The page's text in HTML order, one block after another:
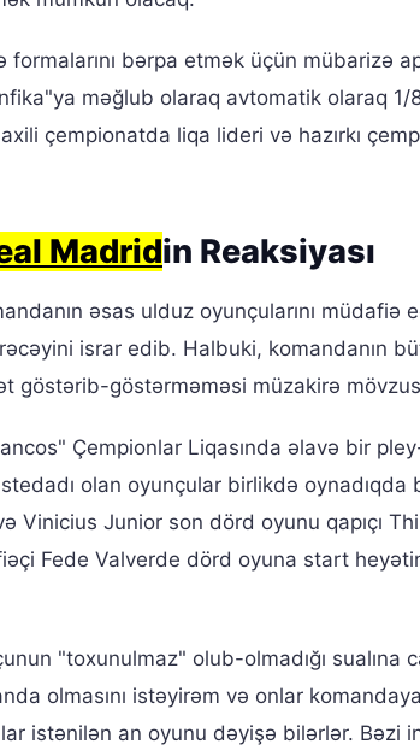
bərpa etmək üçün mübarizə
məğlub olaraq avtomatik olaraq 1/
çempionatda liqa lideri və hazırkı
Madridin Reaksiyası
əsas ulduz oyunçularını müdafiə
israr edib. Halbuki, komandanın
göstərib-göstərməməsi müzakirə
Çempionlar Liqasında əlavə bir
olan oyunçular birlikdə oynadıqda
Vinicius Junior son dörd oyunu qapıçı
Fede Valverde dörd oyuna start
"toxunulmaz" olub-olmadığı sualına
olmasını istəyirəm və onlar
istənilən an oyunu dəyişə bilərlər. Bəzi